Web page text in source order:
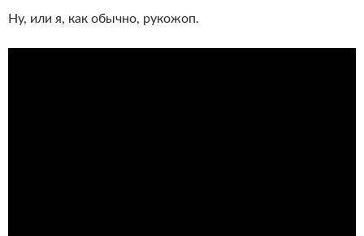
Ну, или я, как обычно, рукожоп.